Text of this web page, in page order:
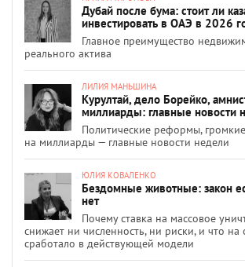
Дубай после бума: стоит ли
инвестировать в ОАЭ в 2026
Главное преимущество
реального актива
ЛИЛИЯ МАНЬШИНА
Курултай, дело Борейко,
миллиарды: главные новости
Политические реформы,
на миллиарды — главные новости недели
ЮЛИЯ КОВАЛЕНКО
Бездомные животные: закон
нет
Почему ставка на массовое
снижает ни численность, ни риски, и что
сработало в действующей модели